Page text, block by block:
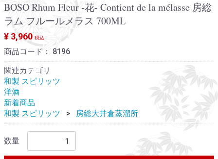
BOSO Rhum Fleur -花- Contient de la mélasse 房総
ラム フルールメラス 700ML
¥ 3,960 税込
商品コード： 8196
関連カテゴリ
和製 スピリッツ
洋酒
新着商品
和製 スピリッツ
房総大井倉蒸溜所
数量